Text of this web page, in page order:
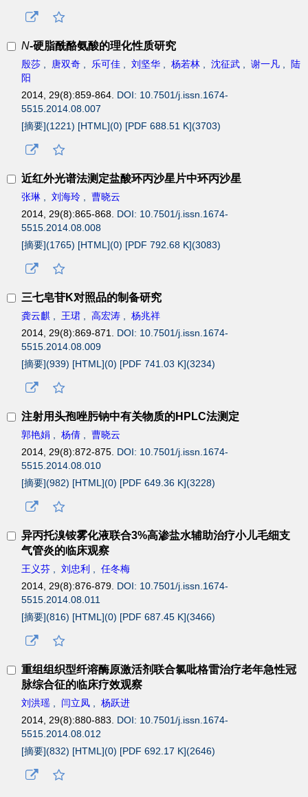
N-硬脂酰酪氨酸的理化性质研究
殷莎 , 唐双奇 , 乐可佳 , 刘坚华 , 杨若林 , 沈征武 , 谢一凡 ,
陆
阳
2014, 29(8):859-864. DOI: 10.7501/j.issn.1674-
5515.2014.08.007
[摘要](1221) [HTML](0) [PDF 688.51 K](3703)
近红外光谱法测定盐酸环丙沙星片中环丙沙星
张琳 , 刘海玲 , 曹晓云
2014, 29(8):865-868. DOI: 10.7501/j.issn.1674-
5515.2014.08.008
[摘要](1765) [HTML](0) [PDF 792.68 K](3083)
三七皂苷K对照品的制备研究
龚云麒 , 王珺 , 高宏涛 , 杨兆祥
2014, 29(8):869-871. DOI: 10.7501/j.issn.1674-
5515.2014.08.009
[摘要](939) [HTML](0) [PDF 741.03 K](3234)
注射用头孢唑肟钠中有关物质的HPLC法测定
郭艳娟 , 杨倩 , 曹晓云
2014, 29(8):872-875. DOI: 10.7501/j.issn.1674-
5515.2014.08.010
[摘要](982) [HTML](0) [PDF 649.36 K](3228)
异丙托溴铵雾化液联合3%高渗盐水辅助治疗小儿毛细支
气管炎的临床观察
王义芬 , 刘忠利 , 任冬梅
2014, 29(8):876-879. DOI: 10.7501/j.issn.1674-
5515.2014.08.011
[摘要](816) [HTML](0) [PDF 687.45 K](3466)
重组组织型纤溶酶原激活剂联合氯吡格雷治疗老年急性冠
脉综合征的临床疗效观察
刘洪瑶 , 闫立凤 , 杨跃进
2014, 29(8):880-883. DOI: 10.7501/j.issn.1674-
5515.2014.08.012
[摘要](832) [HTML](0) [PDF 692.17 K](2646)